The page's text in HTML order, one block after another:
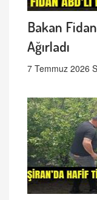
Bakan
Ağırladı
7 Temmuz 2026